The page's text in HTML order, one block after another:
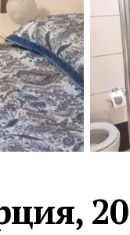
· 2 172
· 2 106
· 2 092
· 1 810